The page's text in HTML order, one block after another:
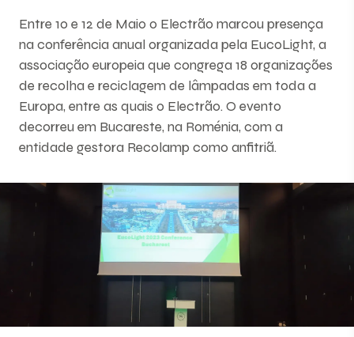
Entre 10 e 12 de Maio o Electrão marcou presença
na conferência anual organizada pela EucoLight, a
associação europeia que congrega 18 organizações
de recolha e reciclagem de lâmpadas em toda a
Europa, entre as quais o Electrão. O evento
decorreu em Bucareste, na Roménia, com a
entidade gestora Recolamp como anfitriã.